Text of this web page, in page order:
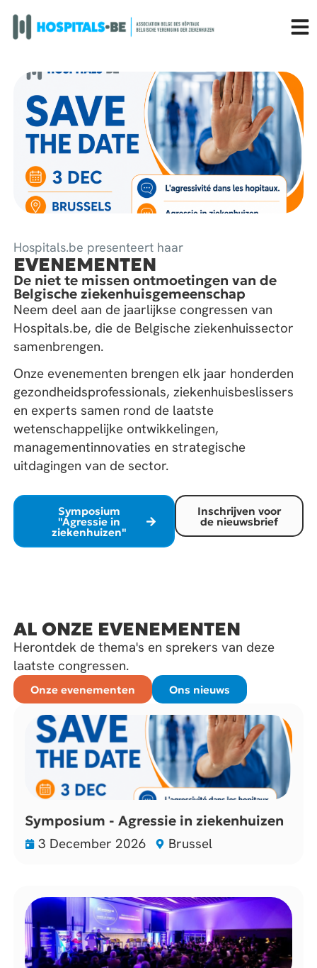
Hospitals.be presenteert haar
EVENEMENTEN
De niet te missen ontmoetingen van de
Belgische ziekenhuisgemeenschap
Neem deel aan de jaarlijkse congressen van
Hospitals.be, die de Belgische ziekenhuissector
samenbrengen.
Onze evenementen brengen elk jaar honderden
gezondheidsprofessionals, ziekenhuisbeslissers
en experts samen rond de laatste
wetenschappelijke ontwikkelingen,
managementinnovaties en strategische
uitdagingen van de sector.
Symposium
"Agressie in
ziekenhuizen"
Inschrijven voor
de nieuwsbrief
AL ONZE EVENEMENTEN
Herontdek de thema's en sprekers van deze
laatste congressen.
Onze evenementen Ons nieuws
Symposium - Agressie in ziekenhuizen
3 December 2026 Brussel